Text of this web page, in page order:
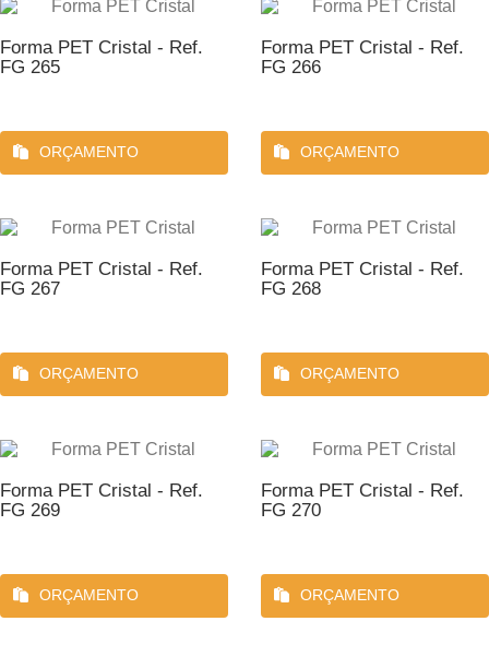
Forma PET Cristal - Ref.
FG 265
ORÇAMENTO
Forma PET Cristal - Ref.
FG 266
ORÇAMENTO
Forma PET Cristal - Ref.
FG 267
ORÇAMENTO
Forma PET Cristal - Ref.
FG 268
ORÇAMENTO
Forma PET Cristal - Ref.
FG 269
ORÇAMENTO
Forma PET Cristal - Ref.
FG 270
ORÇAMENTO